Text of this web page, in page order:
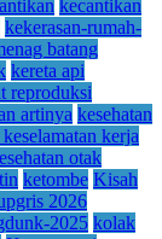
kecantikan
kekerasan-rumah-
batang
kereta api
reproduksi
artinya kesehatan
kerja
otak
ketombe Kisah
2026
2025 kolak